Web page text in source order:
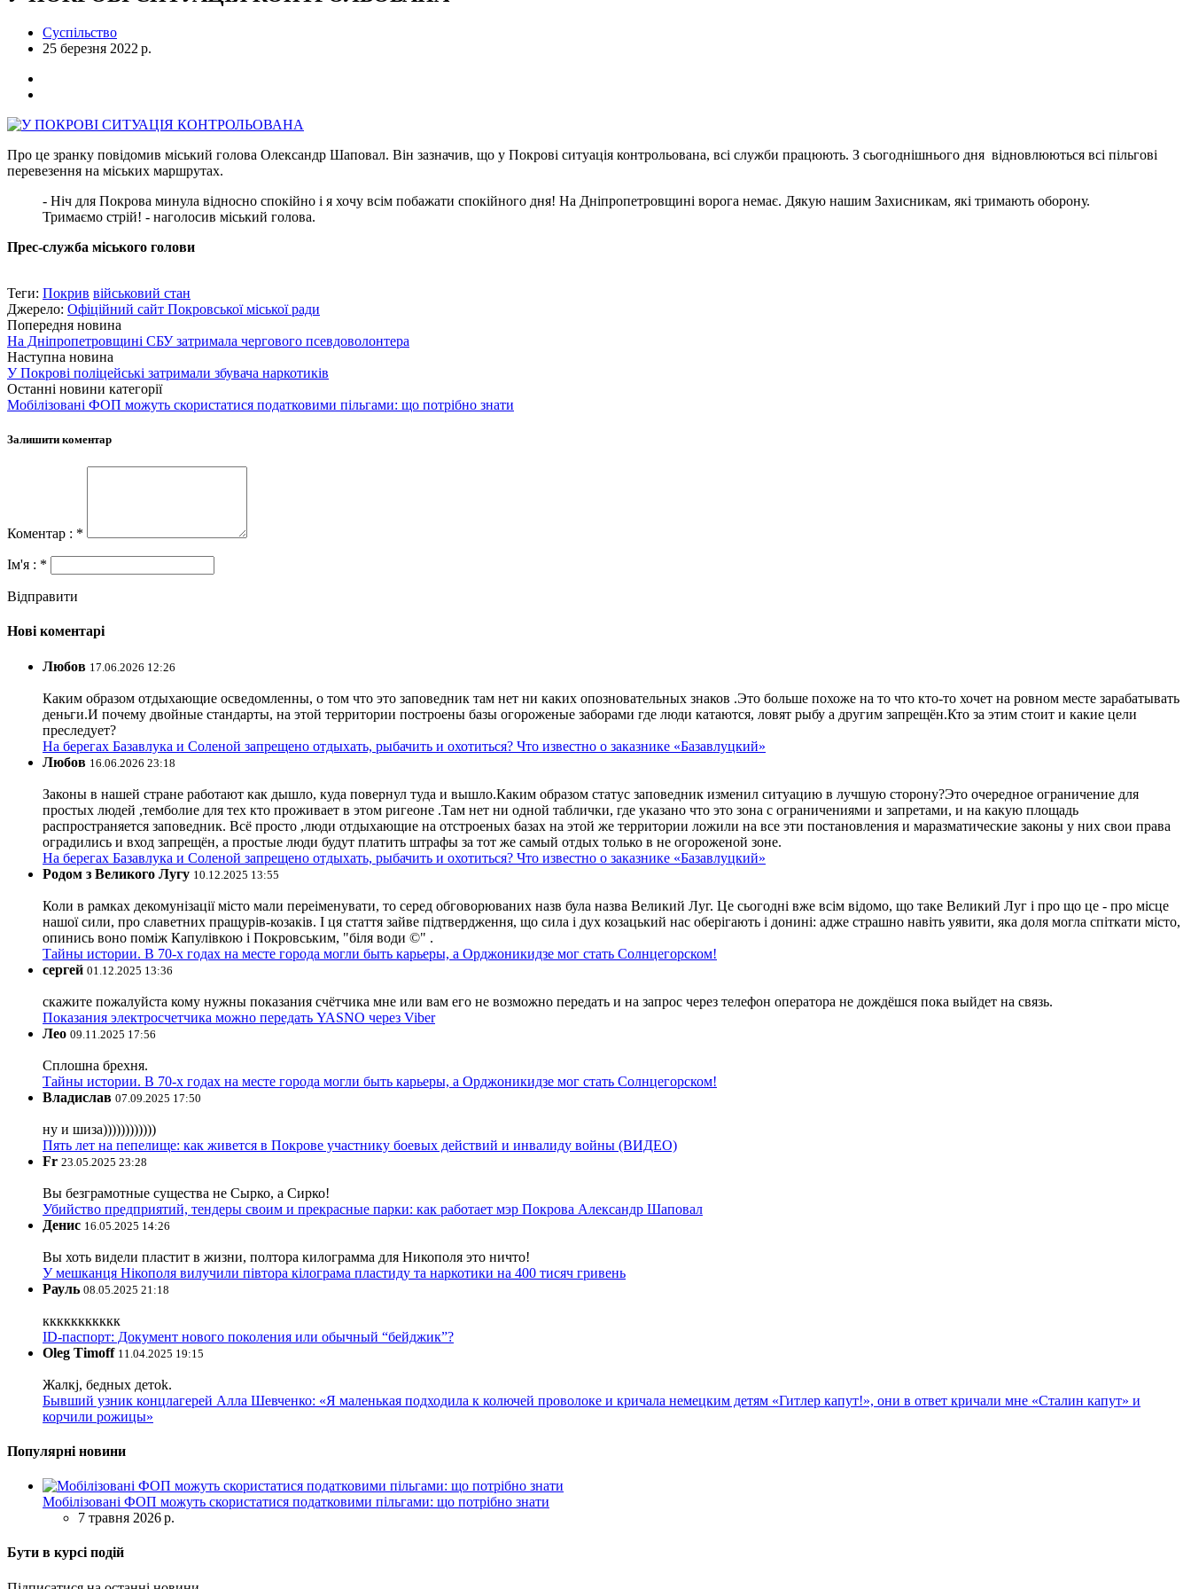
Суспільство
25 березня 2022 р.
Про це зранку повідомив міський голова Олександр Шаповал. Він зазначив, що у Покрові ситуація контрольована, всі служби працюють. З сьогоднішнього дня відновлюються всі пільгові
перевезення на міських маршрутах.
- Ніч для Покрова минула відносно спокійно і я хочу всім побажати спокійного дня! На Дніпропетровщині ворога немає. Дякую нашим Захисникам, які тримають оборону.
Тримаємо стрій! - наголосив міський голова.
Прес-служба міського голови
Теги: Покрив військовий стан
Джерело: Офіційний сайт Покровської міської ради
Попередня новина
На Дніпропетровщині СБУ затримала чергового псевдоволонтера
Наступна новина
У Покрові поліцейські затримали збувача наркотиків
Останні новини категорії
Мобілізовані ФОП можуть скористатися податковими пільгами: що потрібно знати
Залишити коментар
Коментар : *
Ім'я : *
Відправити
Нові коментарі
Любов 17.06.2026 12:26
Каким образом отдыхающие осведомленны, о том что это заповедник там нет ни каких опозновательных знаков .Это больше похоже на то что кто-то хочет на ровном месте зарабатывать
деньги.И почему двойные стандарты, на этой территории построены базы огороженые заборами где люди катаются, ловят рыбу а другим запрещён.Кто за этим стоит и какие цели
преследует?
На берегах Базавлука и Соленой запрещено отдыхать, рыбачить и охотиться? Что известно о заказнике «Базавлуцкий»
Любов 16.06.2026 23:18
Законы в нашей стране работают как дышло, куда повернул туда и вышло.Каким образом статус заповедник изменил ситуацию в лучшую сторону?Это очередное ограничение для
простых людей ,темболие для тех кто проживает в этом ригеоне .Там нет ни одной таблички, где указано что это зона с ограничениями и запретами, и на какую площадь
распространяется заповедник. Всё просто ,люди отдыхающие на отстроеных базах на этой же территории ложили на все эти постановления и маразматические законы у них свои права
оградились и вход запрещён, а простые люди будут платить штрафы за тот же самый отдых только в не огороженой зоне.
На берегах Базавлука и Соленой запрещено отдыхать, рыбачить и охотиться? Что известно о заказнике «Базавлуцкий»
Родом з Великого Лугу 10.12.2025 13:55
Коли в рамках декомунізації місто мали переіменувати, то серед обговорюваних назв була назва Великий Луг. Це сьогодні вже всім відомо, що таке Великий Луг і про що це - про місце
нашої сили, про славетних пращурів-козаків. І ця стаття зайве підтвердження, що сила і дух козацький нас оберігають і донині: адже страшно навіть уявити, яка доля могла спіткати місто,
опинись воно поміж Капулівкою і Покровським, "біля води ©" .
Тайны истории. В 70-х годах на месте города могли быть карьеры, а Орджоникидзе мог стать Солнцегорском!
сергей 01.12.2025 13:36
скажите пожалуйста кому нужны показания счётчика мне или вам его не возможно передать и на запрос через телефон оператора не дождёшся пока выйдет на связь.
Показания электросчетчика можно передать YASNO через Viber
Лео 09.11.2025 17:56
Сплошна брехня.
Тайны истории. В 70-х годах на месте города могли быть карьеры, а Орджоникидзе мог стать Солнцегорском!
Владислав 07.09.2025 17:50
ну и шиза))))))))))))
Пять лет на пепелище: как живется в Покрове участнику боевых действий и инвалиду войны (ВИДЕО)
Fr 23.05.2025 23:28
Вы безграмотные существа не Сырко, а Сирко!
Убийство предприятий, тендеры своим и прекрасные парки: как работает мэр Покрова Александр Шаповал
Денис 16.05.2025 14:26
Вы хоть видели пластит в жизни, полтора килограмма для Никополя это ничто!
У мешканця Нікополя вилучили півтора кілограма пластиду та наркотики на 400 тисяч гривень
Рауль 08.05.2025 21:18
ккккккккккк
ID-паспорт: Документ нового поколения или обычный “бейджик”?
Oleg Timoff 11.04.2025 19:15
Жалкj, бедных детok.
Бывший узник концлагерей Алла Шевченко: «Я маленькая подходила к колючей проволоке и кричала немецким детям «Гитлер капут!», они в ответ кричали мне «Сталин капут» и
корчили рожицы»
Популярні новини
Мобілізовані ФОП можуть скористатися податковими пільгами: що потрібно знати
7 травня 2026 р.
Бути в курсі подій